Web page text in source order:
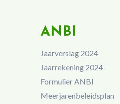
ANBI
Jaarverslag 2024
Jaarrekening 2024
Formulier ANBI
Meerjarenbeleidsplan